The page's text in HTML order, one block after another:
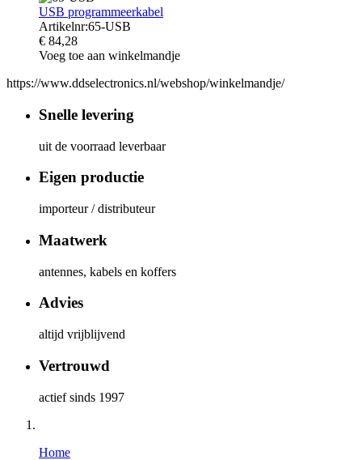
USB programmeerkabel
Artikelnr:65-USB
€ 84,28
Voeg toe aan winkelmandje
https://www.ddselectronics.nl/webshop/winkelmandje/
Snelle levering
uit de voorraad leverbaar
Eigen productie
importeur / distributeur
Maatwerk
antennes, kabels en koffers
Advies
altijd vrijblijvend
Vertrouwd
actief sinds 1997
Home